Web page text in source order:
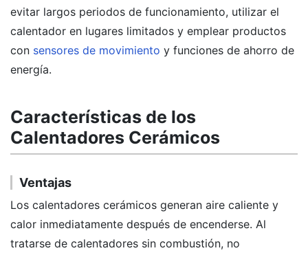
evitar largos periodos de funcionamiento, utilizar el
calentador en lugares limitados y emplear productos
con sensores de movimiento y funciones de ahorro de
energía.
Características de los
Calentadores Cerámicos
Ventajas
Los calentadores cerámicos generan aire caliente y
calor inmediatamente después de encenderse. Al
tratarse de calentadores sin combustión, no